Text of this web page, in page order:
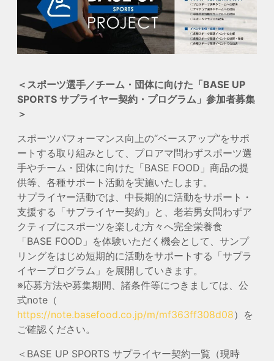
＜スポーツ選手／チーム・団体に向けた「BASE UP
SPORTS サプライヤー契約・プログラム」参加者募集
＞
スポーツパフォーマンス向上の“ベースアップ”をサポ
ートする取り組みとして、プロアマ問わずスポーツ選
手やチーム・団体に向けた「BASE FOOD」商品の提
供等、各種サポート活動を実施いたします。
サプライヤー活動では、中長期的に活動をサポート・
支援する「サプライヤー契約」と、老若男女問わずア
クティブにスポーツを楽しむ方々へ完全栄養食
「BASE FOOD」を体験いただく機会として、サンプ
リングをはじめ短期的に活動をサポートする「サプラ
イヤープログラム」を展開していきます。
※応募方法や募集期間、諸条件等につきましては、公
式note（
https://note.basefood.co.jp/m/mf363ff308d08）を
ご確認ください。
＜BASE UP SPORTS サプライヤー契約一覧（現時